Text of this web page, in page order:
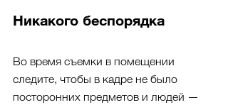
Никакого беспорядка
Во время съемки в помещении
следите, чтобы в кадре не было
посторонних предметов и людей —